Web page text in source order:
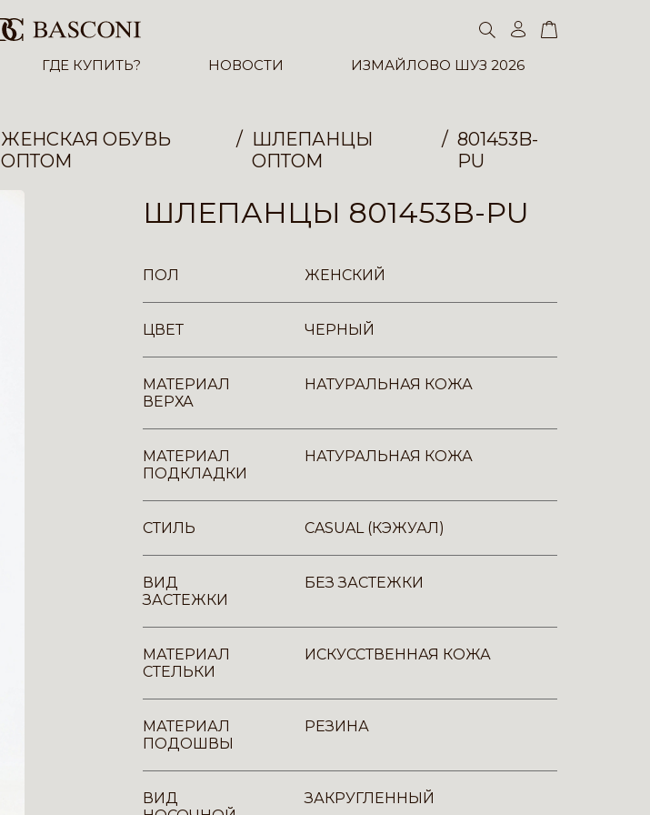
ГДЕ КУПИТЬ? НОВОСТИ ИЗМАЙЛОВО ШУЗ 2026
ЖЕНСКАЯ ОБУВЬ
ОПТОМ
ШЛЕПАНЦЫ
ОПТОМ
801453B-
PU
ШЛЕПАНЦЫ 801453B-PU
ПОЛ ЖЕНСКИЙ
ЦВЕТ ЧЕРНЫЙ
МАТЕРИАЛ
ВЕРХА
НАТУРАЛЬНАЯ КОЖА
МАТЕРИАЛ
ПОДКЛАДКИ
НАТУРАЛЬНАЯ КОЖА
СТИЛЬ CASUAL (КЭЖУАЛ)
ВИД
ЗАСТЕЖКИ
БЕЗ ЗАСТЕЖКИ
МАТЕРИАЛ
СТЕЛЬКИ
ИСКУССТВЕННАЯ КОЖА
МАТЕРИАЛ
ПОДОШВЫ
РЕЗИНА
ВИД
ЗАКРУГЛЕННЫЙ